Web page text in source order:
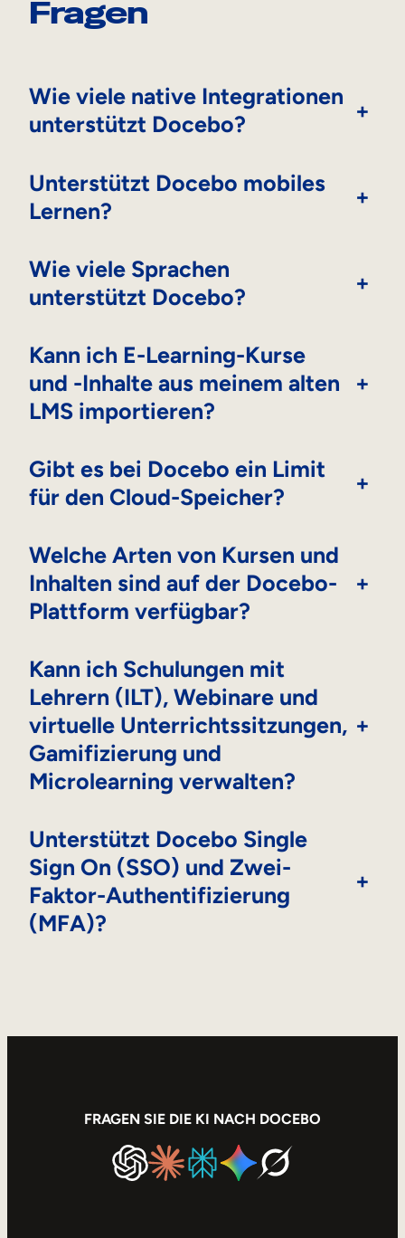
Fragen
Wie viele native Integrationen
unterstützt Docebo?
+
Unterstützt Docebo mobiles
Lernen?
+
Wie viele Sprachen
unterstützt Docebo?
+
Kann ich E-Learning-Kurse
und -Inhalte aus meinem alten
LMS importieren?
+
Gibt es bei Docebo ein Limit
für den Cloud-Speicher?
+
Welche Arten von Kursen und
Inhalten sind auf der Docebo-
Plattform verfügbar?
+
Kann ich Schulungen mit
Lehrern (ILT), Webinare und
virtuelle Unterrichtssitzungen,
Gamifizierung und
Microlearning verwalten?
+
Unterstützt Docebo Single
Sign On (SSO) und Zwei-
Faktor-Authentifizierung
(MFA)?
+
FRAGEN SIE DIE KI NACH DOCEBO